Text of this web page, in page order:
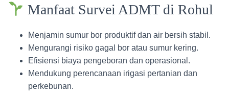
Manfaat Survei ADMT di Rohul
Menjamin sumur bor produktif dan air bersih stabil.
Mengurangi risiko gagal bor atau sumur kering.
Efisiensi biaya pengeboran dan operasional.
Mendukung perencanaan irigasi pertanian dan
perkebunan.